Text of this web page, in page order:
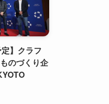
】クラフ
のづくり企